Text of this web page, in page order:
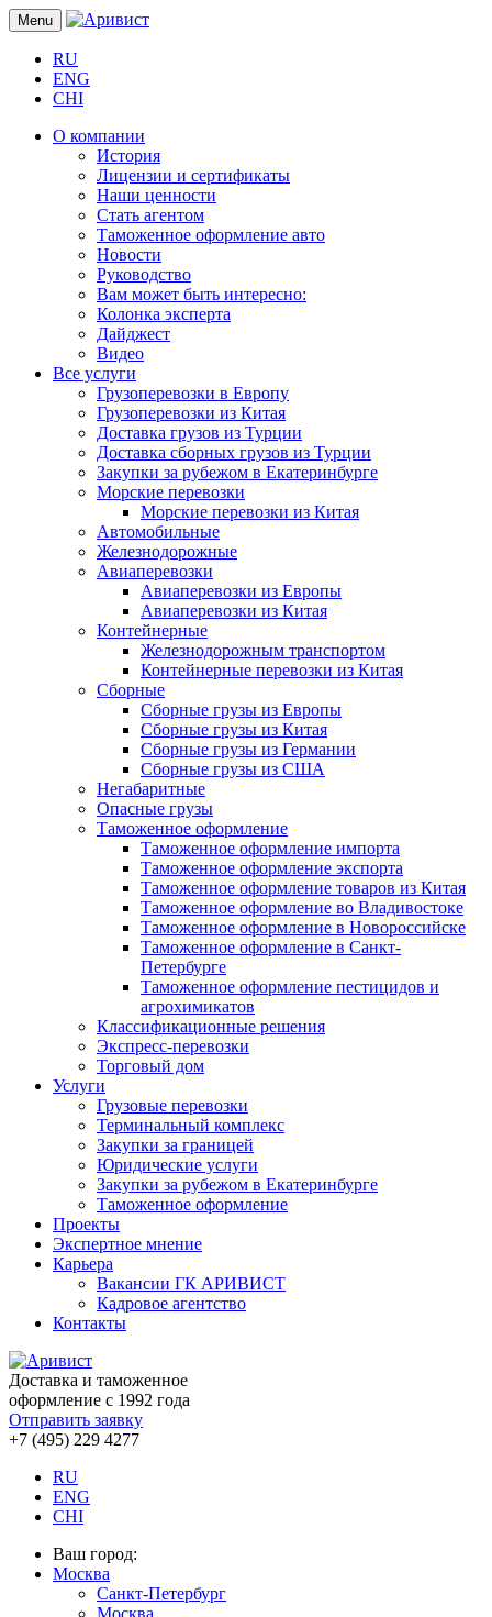
Menu
RU
ENG
CHI
О компании
История
Лицензии и сертификаты
Наши ценности
Стать агентом
Таможенное оформление авто
Новости
Руководство
Вам может быть интересно:
Колонка эксперта
Дайджест
Видео
Все услуги
Грузоперевозки в Европу
Грузоперевозки из Китая
Доставка грузов из Турции
Доставка сборных грузов из Турции
Закупки за рубежом в Екатеринбурге
Морские перевозки
Морские перевозки из Китая
Автомобильные
Железнодорожные
Авиаперевозки
Авиаперевозки из Европы
Авиаперевозки из Китая
Контейнерные
Железнодорожным транспортом
Контейнерные перевозки из Китая
Сборные
Сборные грузы из Европы
Сборные грузы из Китая
Сборные грузы из Германии
Сборные грузы из США
Негабаритные
Опасные грузы
Таможенное оформление
Таможенное оформление импорта
Таможенное оформление экспорта
Таможенное оформление товаров из Китая
Таможенное оформление во Владивостоке
Таможенное оформление в Новороссийске
Таможенное оформление в Санкт-
Петербурге
Таможенное оформление пестицидов и
агрохимикатов
Классификационные решения
Экспресс-перевозки
Торговый дом
Услуги
Грузовые перевозки
Терминальный комплекс
Закупки за границей
Юридические услуги
Закупки за рубежом в Екатеринбурге
Таможенное оформление
Проекты
Экспертное мнение
Карьера
Вакансии ГК АРИВИСТ
Кадровое агентство
Контакты
Доставка и таможенное
оформление с 1992 года
Отправить заявку
+7 (495) 229 4277
RU
ENG
CHI
Ваш город:
Москва
Санкт-Петербург
Москва